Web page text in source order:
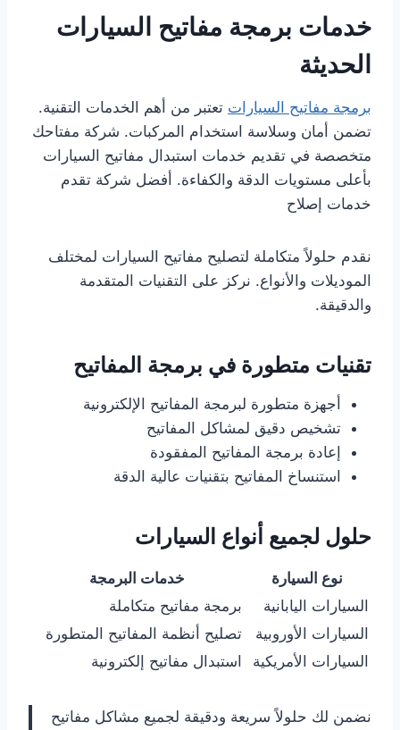
خدمات برمجة مفاتيح السيارات
الحديثة
برمجة مفاتيح السيارات تعتبر من أهم الخدمات التقنية.
تضمن أمان وسلاسة استخدام المركبات. شركة مفتاحك
متخصصة في تقديم خدمات استبدال مفاتيح السيارات
بأعلى مستويات الدقة والكفاءة. أفضل شركة تقدم
خدمات إصلاح
نقدم حلولاً متكاملة لتصليح مفاتيح السيارات لمختلف
الموديلات والأنواع. نركز على التقنيات المتقدمة
والدقيقة.
تقنيات متطورة في برمجة المفاتيح
أجهزة متطورة لبرمجة المفاتيح الإلكترونية
تشخيص دقيق لمشاكل المفاتيح
إعادة برمجة المفاتيح المفقودة
استنساخ المفاتيح بتقنيات عالية الدقة
حلول لجميع أنواع السيارات
نوع السيارة
خدمات البرمجة
السيارات اليابانية
برمجة مفاتيح متكاملة
السيارات الأوروبية
تصليح أنظمة المفاتيح المتطورة
السيارات الأمريكية
استبدال مفاتيح إلكترونية
نضمن لك حلولاً سريعة ودقيقة لجميع مشاكل مفاتيح